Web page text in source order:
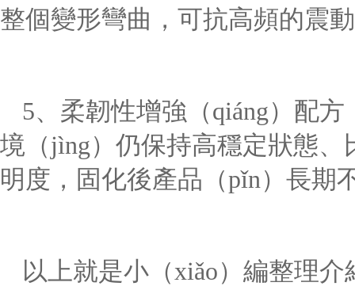
整個變形彎曲，可抗高頻的震
5、柔韌性增強（qiáng）配
境（jìng）仍保持高穩定狀態、
明度，固化後產品（pǐn）長期
以上就是小（xiǎo）編整理